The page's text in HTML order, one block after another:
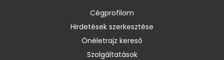
Cégprofilom
Hirdetések szerkesztése
Önéletrajz kereső
Szolgáltatások